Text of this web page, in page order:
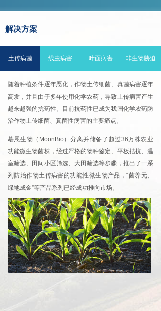
解决方案
土传病菌 线虫病害 叶面病害 非生物胁迫
随着种植条件逐年恶化，作物土传细菌、真菌病害逐年
高发，并且由于多年使用化学农药，导致土传病害产生
越来越强的抗药性。目前抗药性已成为我国化学农药防
治作物土传细菌、真菌性病害的主要痛点。
慕恩生物（MoonBio）分离并储备了超过36万株农业
功能微生物菌株，经过严格的物种鉴定、平板拮抗、温
室筛选、田间小区筛选、大田筛选等步骤，推出了一系
列防治作物土传病害的功能性微生物产品，“菌养元、
绿地成金”等产品系列已经成功推向市场。
慕恩“菌养元、绿地成金”等产品应用于土传病害防治的
原理是 “以菌治菌”，即利用有益微生物控制有害微生
物，不会使病原菌产生耐药性，且筛选的高活性菌株在
根部持效发挥作用，是解决植物土传病害的高效、可持
续解决方案。